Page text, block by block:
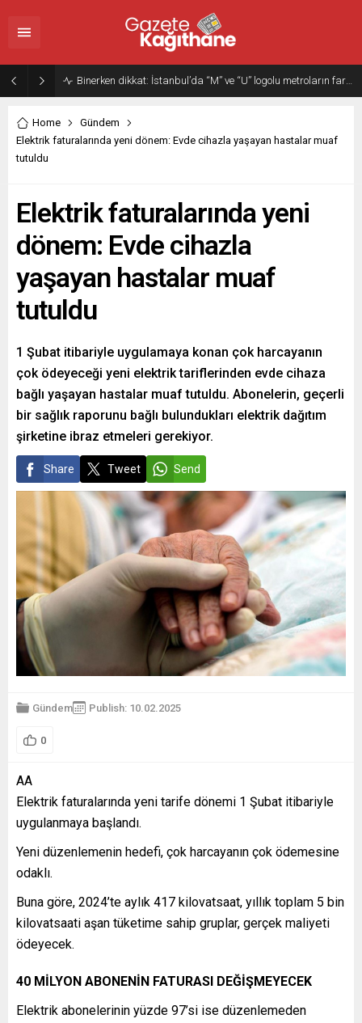
Home
Gündem
Elektrik faturalarında yeni dönem: Evde cihazla yaşayan hastalar muaf
tutuldu
Elektrik faturalarında yeni
dönem: Evde cihazla
yaşayan hastalar muaf
tutuldu
1 Şubat itibariyle uygulamaya konan çok harcayanın
çok ödeyeceği yeni elektrik tariflerinden evde cihaza
bağlı yaşayan hastalar muaf tutuldu. Abonelerin, geçerli
bir sağlık raporunu bağlı bulundukları elektrik dağıtım
şirketine ibraz etmeleri gerekiyor.
Share Tweet Send
Gündem Publish: 10.02.2025
0
AA
Elektrik faturalarında yeni tarife dönemi 1 Şubat itibariyle
uygulanmaya başlandı.
Yeni düzenlemenin hedefi, çok harcayanın çok ödemesine
odaklı.
Buna göre, 2024’te aylık 417 kilovatsaat, yıllık toplam 5 bin
kilovatsaati aşan tüketime sahip gruplar, gerçek maliyeti
ödeyecek.
40 MİLYON ABONENİN FATURASI DEĞİŞMEYECEK
Elektrik abonelerinin yüzde 97’si ise düzenlemeden